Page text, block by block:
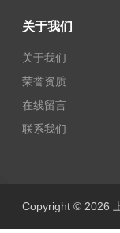
关于我们
关于我们
荣誉资质
在线留言
联系我们
Copyright © 2026